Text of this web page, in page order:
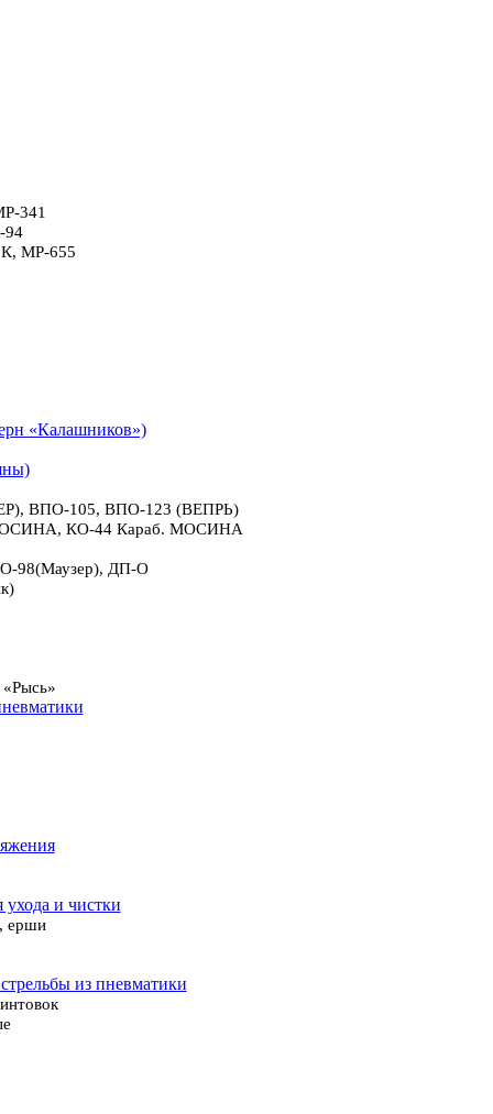
341
94
МР-655
«Калашников»)
ВПО-105, ВПО-123 (ВЕПРЬ)
КО-44 Караб. МОСИНА
98(Маузер), ДП-О
ухода и чистки
ерши
из пневматики